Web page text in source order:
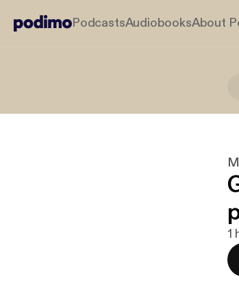
PodcastsAudiobooksAbout
1